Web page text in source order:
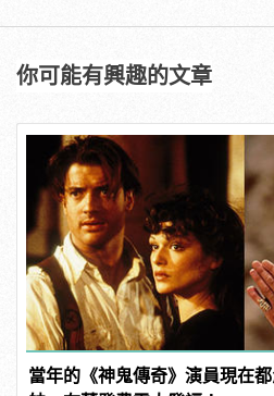
你可能有興趣的文章
當年的《神鬼傳奇》演員現在